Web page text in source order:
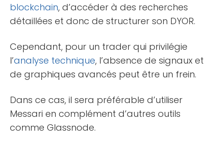
blockchain, d’accéder à des recherches
détaillées et donc de structurer son DYOR.
Cependant, pour un trader qui privilégie
l’analyse technique, l’absence de signaux et
de graphiques avancés peut être un frein.
Dans ce cas, il sera préférable d’utiliser
Messari en complément d’autres outils
comme Glassnode.